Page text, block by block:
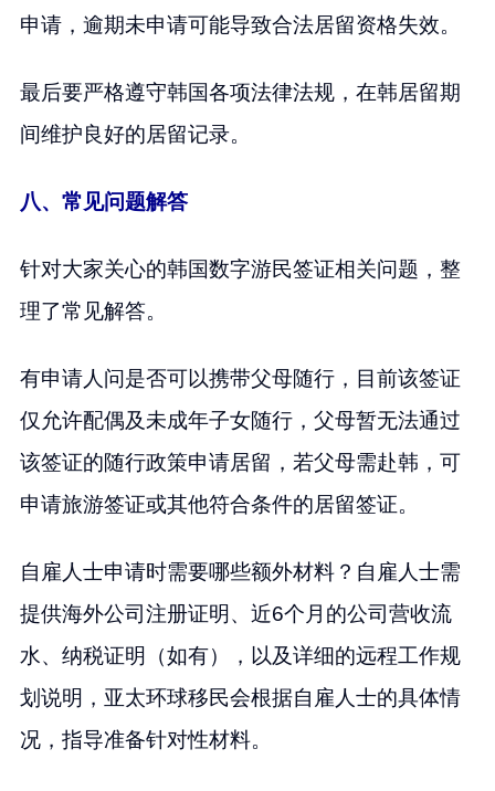
申请，逾期未申请可能导致合法居留资格失效。
最后要严格遵守韩国各项法律法规，在韩居留期
间维护良好的居留记录。
八、常见问题解答
针对大家关心的韩国数字游民签证相关问题，整
理了常见解答。
有申请人问是否可以携带父母随行，目前该签证
仅允许配偶及未成年子女随行，父母暂无法通过
该签证的随行政策申请居留，若父母需赴韩，可
申请旅游签证或其他符合条件的居留签证。
自雇人士申请时需要哪些额外材料？自雇人士需
提供海外公司注册证明、近6个月的公司营收流
水、纳税证明（如有），以及详细的远程工作规
划说明，亚太环球移民会根据自雇人士的具体情
况，指导准备针对性材料。